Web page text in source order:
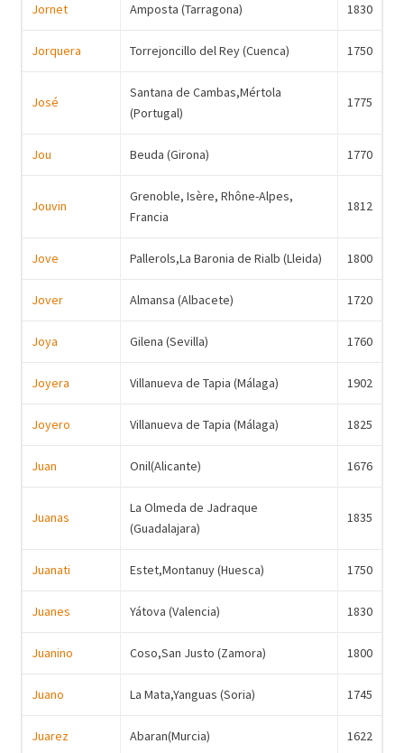
Jornet Amposta (Tarragona) 1830
Jorquera Torrejoncillo del Rey (Cuenca) 1750
José
Santana de Cambas,Mértola
(Portugal)
1775
Jou Beuda (Girona) 1770
Jouvin
Grenoble, Isère, Rhône-Alpes,
Francia
1812
Jove Pallerols,La Baronia de Rialb (Lleida) 1800
Jover Almansa (Albacete) 1720
Joya Gilena (Sevilla) 1760
Joyera Villanueva de Tapia (Málaga) 1902
Joyero Villanueva de Tapia (Málaga) 1825
Juan Onil(Alicante) 1676
Juanas
La Olmeda de Jadraque
(Guadalajara)
1835
Juanati Estet,Montanuy (Huesca) 1750
Juanes Yátova (Valencia) 1830
Juanino Coso,San Justo (Zamora) 1800
Juano La Mata,Yanguas (Soria) 1745
Juarez Abaran(Murcia) 1622